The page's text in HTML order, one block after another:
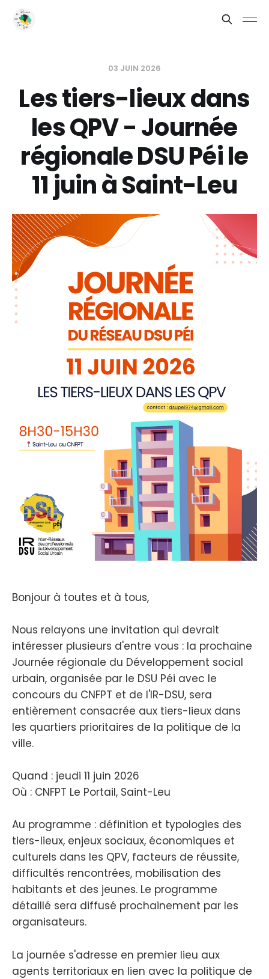
03 JUIN 2026
Les tiers-lieux dans
les QPV - Journée
régionale DSU Péi le
11 juin à Saint-Leu
Bonjour à toutes et à tous,
Nous relayons une invitation qui devrait
intéresser plusieurs d'entre vous : la prochaine
Journée régionale du Développement social
urbain, organisée par le DSU Péi avec le
concours du CNFPT et de l'IR-DSU, sera
entièrement consacrée aux tiers-lieux dans
les quartiers prioritaires de la politique de la
ville.
Quand : jeudi 11 juin 2026
Où : CNFPT Le Portail, Saint-Leu
Au programme : définition et typologies des
tiers-lieux, enjeux sociaux, économiques et
culturels dans les QPV, facteurs de réussite,
difficultés rencontrées, mobilisation des
habitants et des jeunes. Le programme
détaillé sera diffusé prochainement par les
organisateurs.
La journée s'adresse en premier lieu aux
agents territoriaux en lien avec la politique de